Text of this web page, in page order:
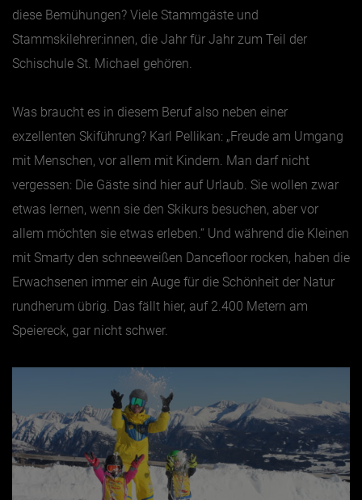
diese Bemühungen? Viele Stammgäste und
Stammskilehrer:innen, die Jahr für Jahr zum Teil der
Schischule St. Michael gehören.
Was braucht es in diesem Beruf also neben einer
exzellenten Skiführung? Karl Pellikan: „Freude am Umgang
mit Menschen, vor allem mit Kindern. Man darf nicht
vergessen: Die Gäste sind hier auf Urlaub. Sie wollen zwar
etwas lernen, wenn sie den Skikurs besuchen, aber vor
allem möchten sie etwas erleben.“ Und während die Kleinen
mit Smarty den schneeweißen Dancefloor rocken, haben die
Erwachsenen immer ein Auge für die Schönheit der Natur
rundherum übrig. Das fällt hier, auf 2.400 Metern am
Speiereck, gar nicht schwer.